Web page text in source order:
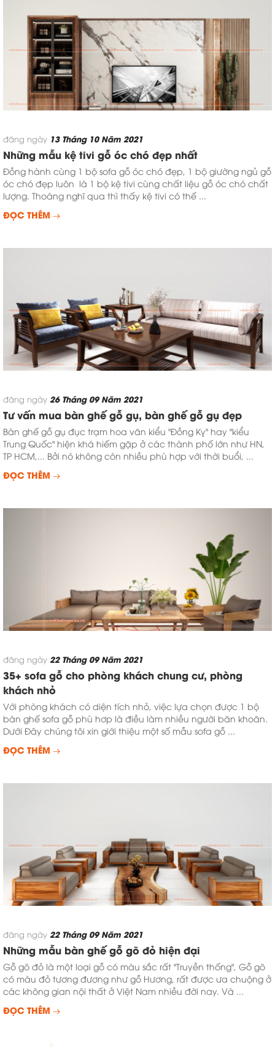
đăng ngày 13 Tháng 10 Năm 2021
Những mẫu kệ tivi gỗ óc chó đẹp nhất
Đồng hành cùng 1 bộ sofa gỗ óc chó đẹp, 1 bộ giường ngủ gỗ
óc chó đẹp luôn là 1 bộ kệ tivi cùng chất liệu gỗ óc chó chất
lượng. Thoáng nghĩ qua thì thấy kệ tivi có thế ...
ĐỌC THÊM
đăng ngày 26 Tháng 09 Năm 2021
Tư vấn mua bàn ghế gỗ gụ, bàn ghế gỗ gụ đẹp
Bàn ghế gỗ gụ đục trạm hoa văn kiểu "Đồng Kỵ" hay "kiểu
Trung Quốc" hiện khá hiếm gặp ở các thành phố lớn như HN,
TP HCM,... Bởi nó không còn nhiều phù hợp với thời buổi, ...
ĐỌC THÊM
đăng ngày 22 Tháng 09 Năm 2021
35+ sofa gỗ cho phòng khách chung cư, phòng
khách nhỏ
Với phòng khách có diện tích nhỏ, việc lựa chọn được 1 bộ
bàn ghế sofa gỗ phù hơp là điều làm nhiều người băn khoăn.
Dưới Đây chúng tôi xin giới thiệu một số mẫu sofa gỗ ...
ĐỌC THÊM
đăng ngày 22 Tháng 09 Năm 2021
Những mẫu bàn ghế gỗ gõ đỏ hiện đại
Gỗ gõ đỏ là một loại gỗ có màu sắc rất "Truyền thống", Gỗ gõ
có màu đỏ tương đương như gỗ Hương, rất được ưa chuộng ở
các không gian nội thất ở Việt Nam nhiều đời nay. Và ...
ĐỌC THÊM